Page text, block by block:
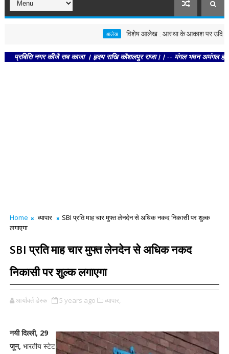
विशेष आलेख : आस्था के आकाश पर उदित हुए
नगर कीजै सब काजा । हृदय राखि कौशलपुर राजा।। -- मंगल भवन अमंगल हारी।
Home व्यापार
SBI प्रति माह चार मुफ्त लेनदेन से अधिक नकद निकासी पर शुल्क
लगाएगा
SBI प्रति माह चार मुफ्त लेनदेन से अधिक नकद
निकासी पर शुल्क लगाएगा
आर्यावर्त डेस्क 5 years ago व्यापार,
नयी दिल्ली, 29
जून, भारतीय स्टेट